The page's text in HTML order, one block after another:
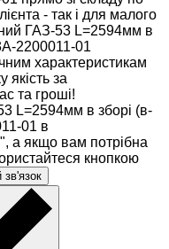
- так і для малого
ГАЗ-53 L=2594мм в
2200011-01
характеристикам
якість за
та гроші!
L=2594мм в зборі (в-
01 в
а якщо вам потрібна
кнопкою
зв'язок